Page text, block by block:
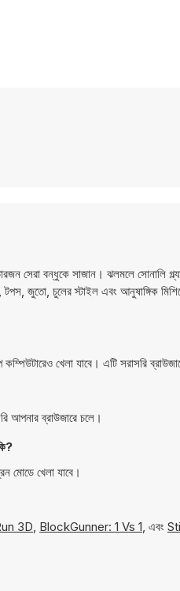
সেরা বন্ধুকে সাজান। ঝলমলে সোনালি
জুতো, চুলের স্টাইল এবং আনুষাঙ্গিক
খেলা যাবে। এটি সরাসরি
ব্রাউজারে চলে।
খেলা যাবে।
3D, BlockGunner: 1 Vs 1, এবং